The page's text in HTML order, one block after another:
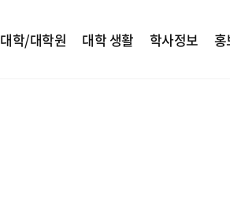
대학/대학원 대학 생활 학사정보 홍